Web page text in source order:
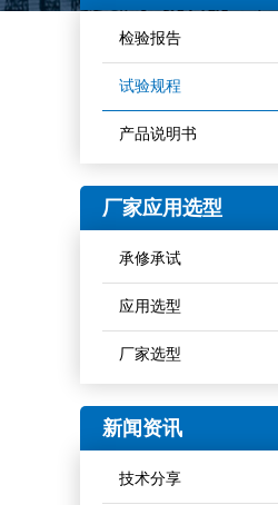
检验报告
试验规程
产品说明书
厂家应用选型
承修承试
应用选型
厂家选型
新闻资讯
技术分享